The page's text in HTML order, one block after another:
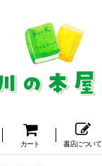
カート 書店について